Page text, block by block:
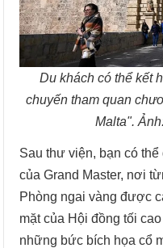
Du khách có thể kết
chuyến tham quan
Malta".
Sau thư viện, bạn có
của Grand Master, nơi
Phòng ngai vàng được
mặt của Hội đồng tối
những bức bích họa cổ